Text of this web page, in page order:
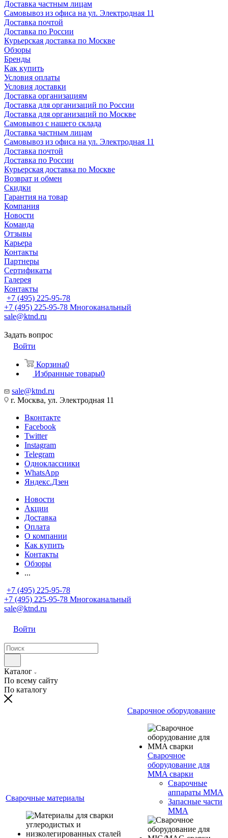
Доставка частным лицам
Самовывоз из офиса на ул. Электродная 11
Доставка почтой
Доставка по России
Курьерская доставка по Москве
Обзоры
Бренды
Как купить
Условия оплаты
Условия доставки
Доставка организациям
Доставка для организаций по России
Доставка для организаций по Москве
Самовывоз с нашего склада
Доставка частным лицам
Самовывоз из офиса на ул. Электродная 11
Доставка почтой
Доставка по России
Курьерская доставка по Москве
Возврат и обмен
Скидки
Гарантия на товар
Компания
Новости
Команда
Отзывы
Карьера
Контакты
Партнеры
Сертификаты
Галерея
Контакты
+7 (495) 225-95-78
+7 (495) 225-95-78 Многоканальный
sale@ktnd.ru
Задать вопрос
Войти
Корзина0
Избранные товары0
sale@ktnd.ru
г. Москва, ул. Электродная 11
Вконтакте
Facebook
Twitter
Instagram
Telegram
Одноклассники
WhatsApp
Яндекс.Дзен
Новости
Акции
Доставка
Оплата
О компании
Как купить
Контакты
Обзоры
...
+7 (495) 225-95-78
+7 (495) 225-95-78 Многоканальный
sale@ktnd.ru
Войти
Каталог
По всему сайту
По каталогу
Сварочные материалы
Сварочное оборудование
Сварочное
оборудование для
MMA сварки
Сварочные
аппараты MMA
Запасные части
MMA